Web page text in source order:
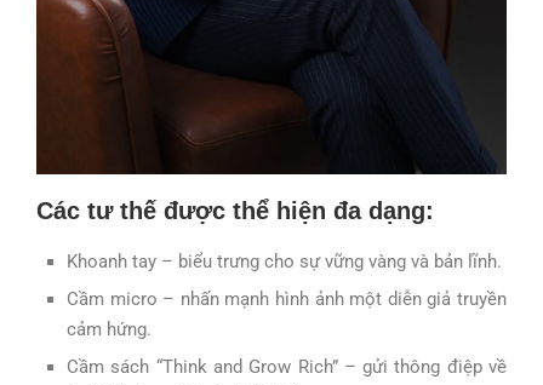
Các tư thế được thể hiện đa dạng:
Khoanh tay – biểu trưng cho sự vững vàng và bản lĩnh.
Cầm micro – nhấn mạnh hình ảnh một diễn giả truyền
cảm hứng.
Cầm sách “Think and Grow Rich” – gửi thông điệp về